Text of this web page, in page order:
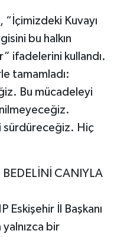
“İçimizdeki Kuvayı
bu halkın
ifadelerini kullandı.
tamamladı:
Bu mücadeleyi
sürdüreceğiz. Hiç
CANIYLA
Eskişehir İl Başkanı
bir